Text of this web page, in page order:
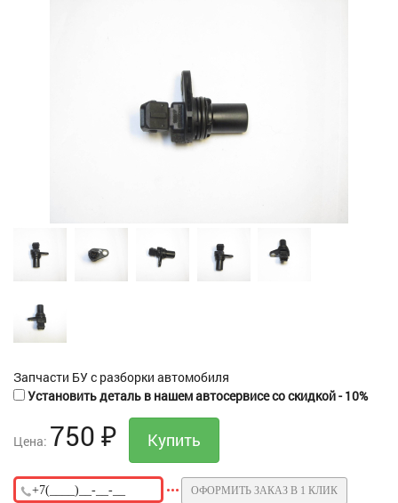
Запчасти БУ с разборки автомобиля
Установить деталь в нашем автосервисе со скидкой - 10%
Цена: 750 ₽
ОФОРМИТЬ ЗАКАЗ В 1 КЛИК